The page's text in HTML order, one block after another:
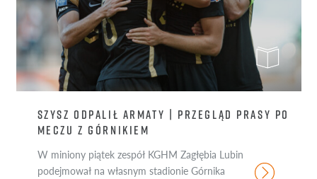
SZYSZ ODPALIŁ ARMATY | PRZEGLĄD PRASY PO
MECZU Z GÓRNIKIEM
W miniony piątek zespół KGHM Zagłębia Lubin
podejmował na własnym stadionie Górnika